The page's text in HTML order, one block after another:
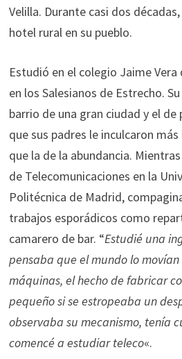
Velilla. Durante casi dos
hotel rural en su pueblo.
Estudió en el colegio Jaime Vera
en los Salesianos de Estrecho.
barrio de una gran ciudad y el de
que sus padres le inculcaron
que la de la abundancia.
de Telecomunicaciones en la
Politécnica de Madrid,
trabajos esporádicos como
camarero de bar. “Estudié una
pensaba que el mundo lo
máquinas, el hecho de fabricar
pequeño si se estropeaba un
observaba su mecanismo, tenía
comencé a estudiar teleco«.